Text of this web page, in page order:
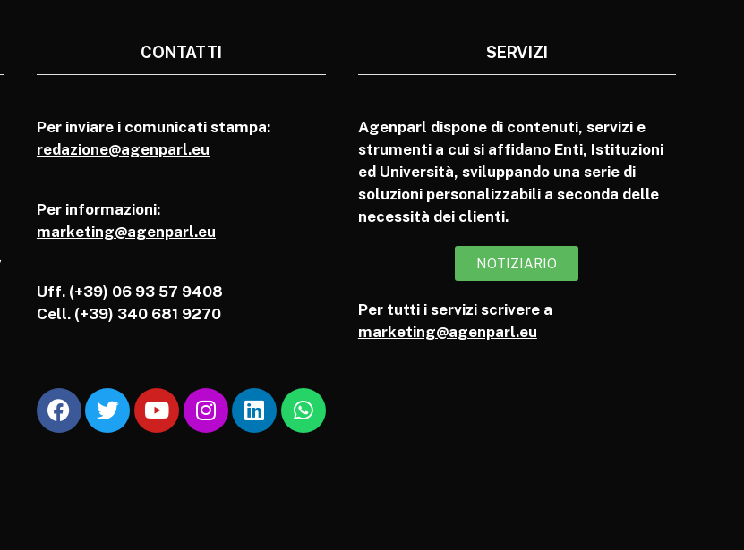
CONTATTI
Per inviare i comunicati stampa:
redazione@agenparl.eu
Per informazioni:
marketing@agenparl.eu
Uff. (+39) 06 93 57 9408
Cell. (+39) 340 681 9270
SERVIZI
Agenparl dispone di contenuti, servizi e
strumenti a cui si affidano Enti, Istituzioni
ed Università, sviluppando una serie di
soluzioni personalizzabili a seconda delle
necessità dei clienti.
NOTIZIARIO
Per tutti i servizi scrivere a
marketing@agenparl.eu